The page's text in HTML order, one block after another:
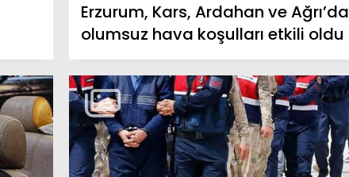
Erzurum, Kars, Ardahan ve Ağrı’da
olumsuz hava koşulları etkili oldu